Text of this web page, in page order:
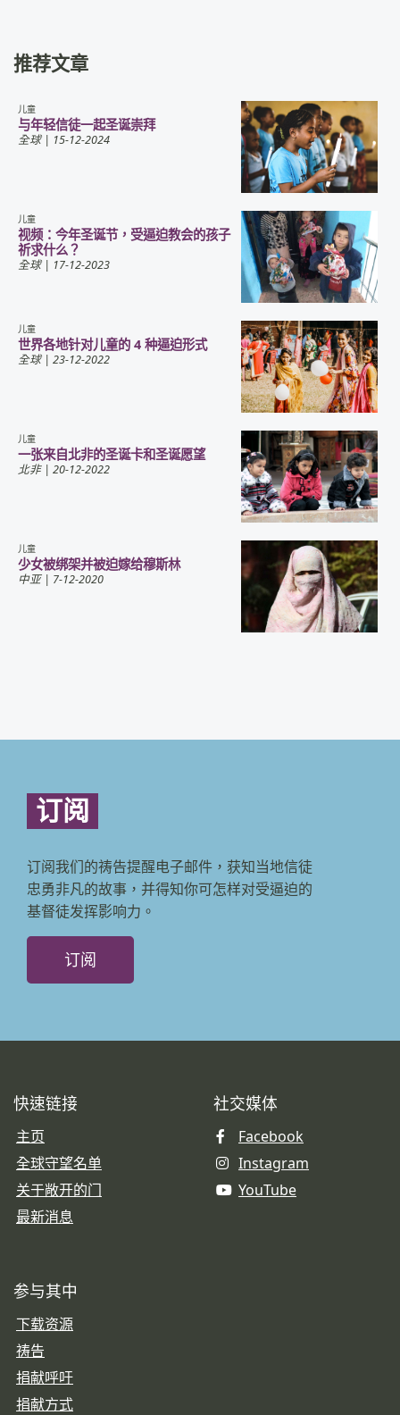
推荐文章
儿童
与年轻信徒一起圣诞崇拜
全球| 15-12-2024
儿童
视频：今年圣诞节，受逼迫教会的孩子
祈求什么？
全球| 17-12-2023
儿童
世界各地针对儿童的 4 种逼迫形式
全球| 23-12-2022
儿童
一张来自北非的圣诞卡和圣诞愿望
北非| 20-12-2022
儿童
少女被绑架并被迫嫁给穆斯林
中亚| 7-12-2020
订阅
订阅我们的祷告提醒电子邮件，获知当地信徒
忠勇非凡的故事，并得知你可怎样对受逼迫的
基督徒发挥影响力。
订阅
快速链接
主页
全球守望名单
关于敞开的门
最新消息
社交媒体
Facebook
Instagram
YouTube
参与其中
下载资源
祷告
捐献呼吁
捐献方式